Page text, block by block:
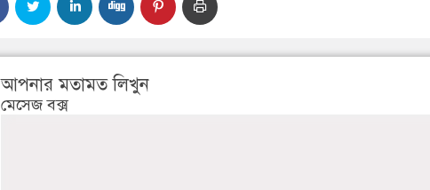
আপনার মতামত লিখুন
মেসেজ বক্স